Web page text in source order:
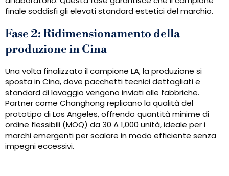
finale soddisfi gli elevati standard estetici del marchio.
Fase 2: Ridimensionamento della
produzione in Cina
Una volta finalizzato il campione LA, la produzione si
sposta in Cina, dove pacchetti tecnici dettagliati e
standard di lavaggio vengono inviati alle fabbriche.
Partner come Changhong replicano la qualità del
prototipo di Los Angeles, offrendo quantità minime di
ordine flessibili (MOQ) da 30 A 1,000 unità, ideale per i
marchi emergenti per scalare in modo efficiente senza
impegni eccessivi.